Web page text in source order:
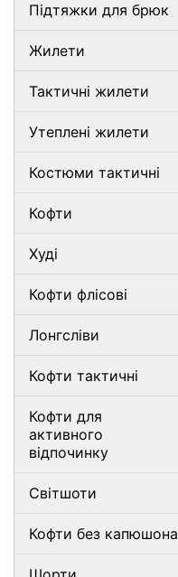
Підтяжки для брюк
Жилети
Тактичні жилети
Утеплені жилети
Костюми тактичні
Кофти
Худі
Кофти флісові
Лонгсліви
Кофти тактичні
Кофти для
активного
відпочинку
Світшоти
Кофти без капюшона